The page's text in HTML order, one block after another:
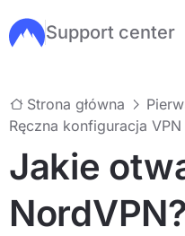
Przejdź do głównej treści
Support center
Strona główna
Ręczna konfiguracja VPN
Jakie
NordVPN?